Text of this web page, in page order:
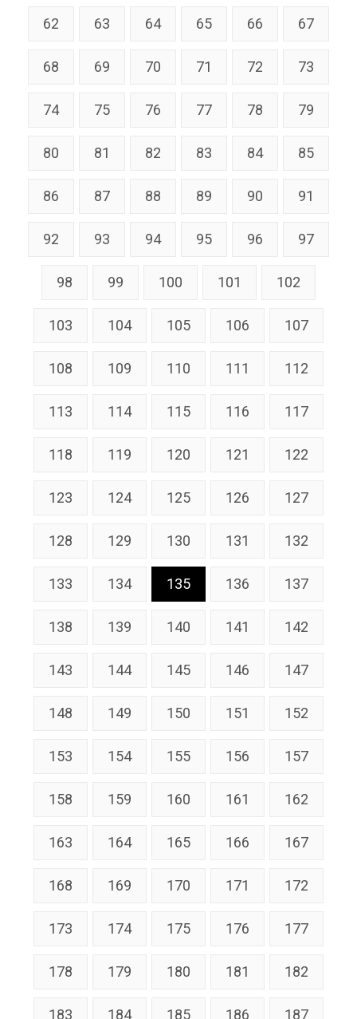
62 63 64 65 66 67
68 69 70 71 72 73
74 75 76 77 78 79
80 81 82 83 84 85
86 87 88 89 90 91
92 93 94 95 96 97
98 99 100 101 102
103 104 105 106 107
108 109 110 111 112
113 114 115 116 117
118 119 120 121 122
123 124 125 126 127
128 129 130 131 132
133 134 135 136 137
138 139 140 141 142
143 144 145 146 147
148 149 150 151 152
153 154 155 156 157
158 159 160 161 162
163 164 165 166 167
168 169 170 171 172
173 174 175 176 177
178 179 180 181 182
183 184 185 186 187